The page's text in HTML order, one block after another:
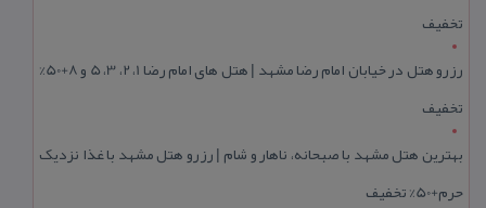
تخفیف
رزرو هتل در خیابان امام رضا مشهد | هتل‌ های امام رضا 1، 2، 3، 5 و 8+50%
تخفیف
بهترین هتل مشهد با صبحانه، ناهار و شام | رزرو هتل مشهد با غذا نزدیک
حرم+50% تخفیف